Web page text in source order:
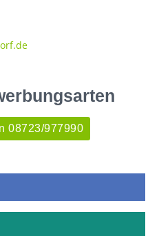
08723/977990